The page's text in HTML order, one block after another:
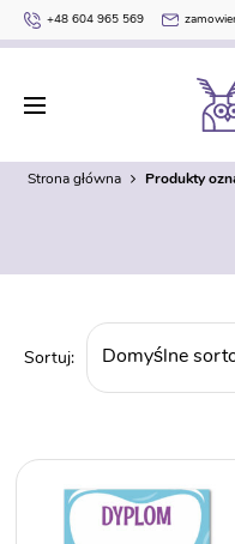
+48 604 965 569
Dyplomy za
Strona główna Produkty